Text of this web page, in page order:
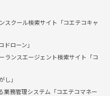
スクール検索サイト「コエテコキャ
ローン」
ランスエージェント検索サイト「コ
」
業務管理システム「コエテコマネー